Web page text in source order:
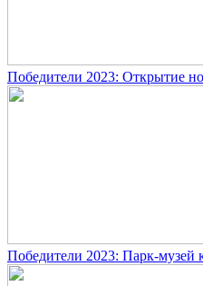
Победители 2023: Открытие
Победители 2023: Парк-музей